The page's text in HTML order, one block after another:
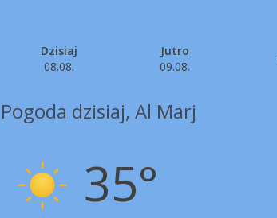
Dzisiaj
08.08.
Jutro
09.08.
Pogoda dzisiaj, Al Marj
35°